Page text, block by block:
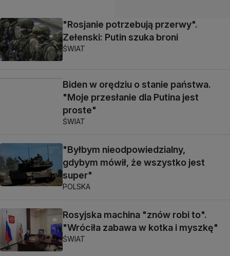
"Rosjanie potrzebują przerwy".
Zełenski: Putin szuka broni
ŚWIAT
Biden w orędziu o stanie państwa.
"Moje przesłanie dla Putina jest
proste"
ŚWIAT
"Byłbym nieodpowiedzialny,
gdybym mówił, że wszystko jest
super"
POLSKA
Rosyjska machina "znów robi to".
"Wróciła zabawa w kotka i myszkę"
ŚWIAT